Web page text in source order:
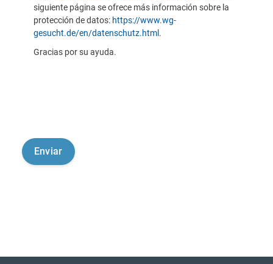
siguiente página se ofrece más información sobre la
protección de datos: https://www.wg-
gesucht.de/en/datenschutz.html .
Gracias por su ayuda.